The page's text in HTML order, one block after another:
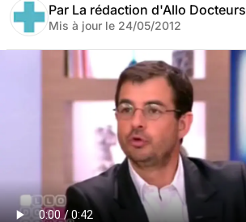
Par La rédaction d'Allo Docteurs
Mis à jour le 24/05/2012